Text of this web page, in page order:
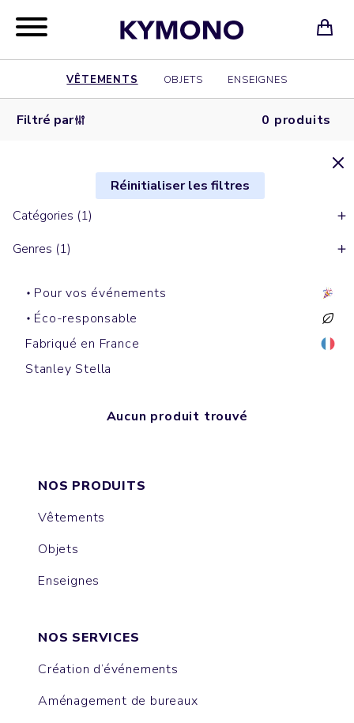
VÊTEMENTS OBJETS ENSEIGNES
Filtré par 0 produits
Réinitialiser les filtres
Catégories (1)
Genres (1)
Pour vos événements
Éco-responsable
Fabriqué en France
Stanley Stella
Aucun produit trouvé
NOS PRODUITS
Vêtements
Objets
Enseignes
NOS SERVICES
Création d’événements
Aménagement de bureaux